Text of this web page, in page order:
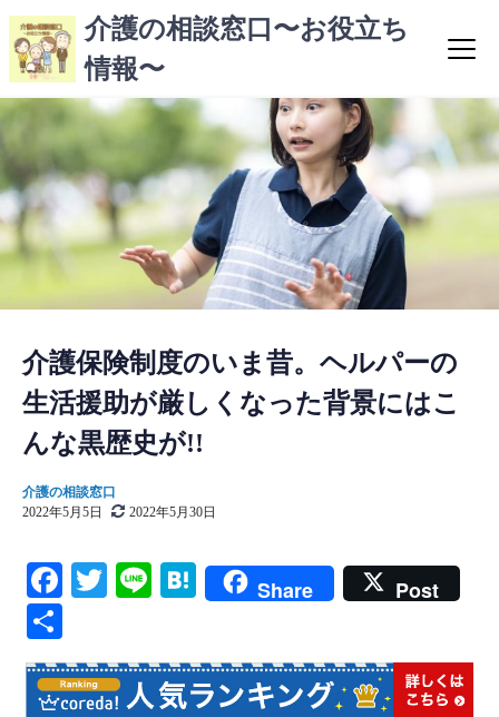
コ
ン
ツ
へ
キ
ッ
プ
介護の相談窓口〜お役立ち
情報〜
介護保険制度のいま昔。ヘルパーの
生活援助が厳しくなった背景にはこ
んな黒歴史が!!
介護の相談窓口
2022年5月5日
2022年5月30日
F
oo
T
er
Li H
a
Share Post
有